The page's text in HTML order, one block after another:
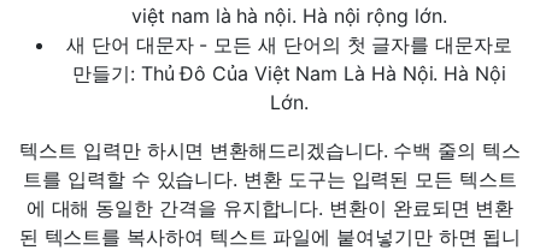
việt nam là hà nội. Hà nội rộng lớn.
새 단어 대문자 - 모든 새 단어의 첫 글자를 대문자로
만들기: Thủ Đô Của Việt Nam Là Hà Nội. Hà Nội
Lớn.
텍스트 입력만 하시면 변환해드리겠습니다. 수백 줄의 텍스
트를 입력할 수 있습니다. 변환 도구는 입력된 모든 텍스트
에 대해 동일한 간격을 유지합니다. 변환이 완료되면 변환
된 텍스트를 복사하여 텍스트 파일에 붙여넣기만 하면 됩니